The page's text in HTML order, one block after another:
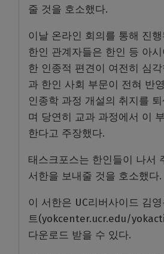
줄 것을 호소했다.
이날 온라인 회의를 통해 진
한인 관계자들은 한인 등 아
한 인종적 편견이 여전히 심
과 한인 사회 부문이 전혀 반
인종학 과정 개설의 취지를
며 당연히 교과 과정에서 이
한다고 주장했다.
태스크포스는 한인들이 나서
서한을 보내줄 것을 호소했다.
이 서한은 UC리버사이드 김
트(yokcenter.ucr.edu/
다운로드 받을 수 있다.